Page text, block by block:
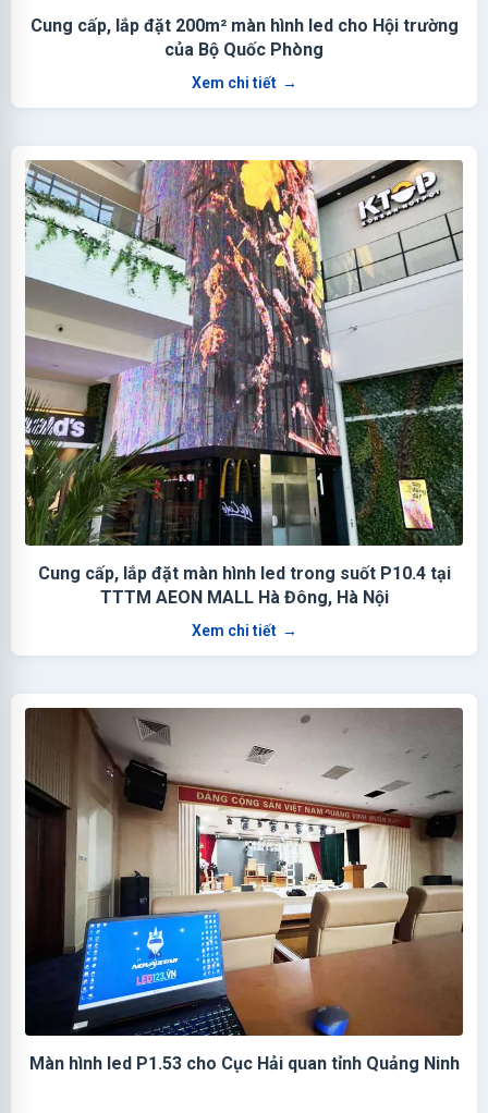
Cung cấp, lắp đặt 200m² màn hình led cho Hội trường
của Bộ Quốc Phòng
Xem chi tiết →
Cung cấp, lắp đặt màn hình led trong suốt P10.4 tại
TTTM AEON MALL Hà Đông, Hà Nội
Xem chi tiết →
Màn hình led P1.53 cho Cục Hải quan tỉnh Quảng Ninh